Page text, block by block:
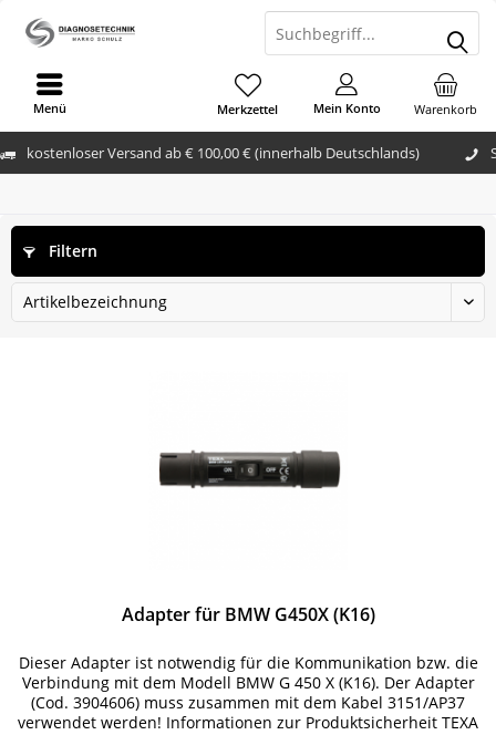
kostenloser Versand ab € 100,00 € (innerhalb Deutschlands)
Warenkorb
Merkzettel Mein Konto
Menü
Filtern
Adapter für BMW G450X (K16)
Dieser Adapter ist notwendig für die Kommunikation bzw. die
Verbindung mit dem Modell BMW G 450 X (K16). Der Adapter
(Cod. 3904606) muss zusammen mit dem Kabel 3151/AP37
verwendet werden! Informationen zur Produktsicherheit TEXA